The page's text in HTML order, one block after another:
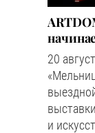
20
и